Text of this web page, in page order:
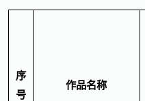
序
号
作品名称